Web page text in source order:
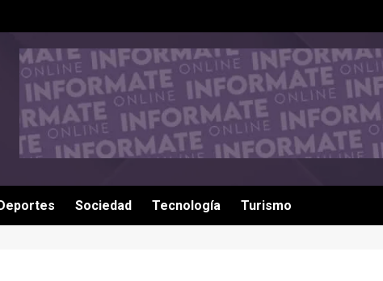
Deportes Sociedad Tecnología Turismo